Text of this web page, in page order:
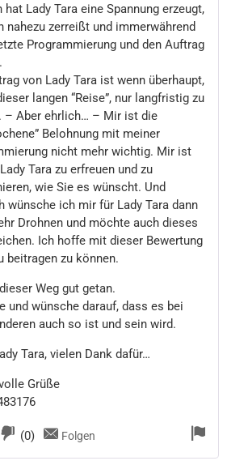
hat Lady Tara eine Spannung erzeugt,
nahezu zerreißt und immerwährend
Programmierung und den Auftrag
von Lady Tara ist wenn überhaupt,
langen “Reise”, nur langfristig zu
– Aber ehrlich… – Mir ist die
Belohnung mit meiner
nicht mehr wichtig. Mir ist
Tara zu erfreuen und zu
wie Sie es wünscht. Und
wünsche ich mir für Lady Tara dann
Drohnen und möchte auch dieses
Ich hoffe mit dieser Bewertung
beitragen zu können.
Weg gut getan.
und wünsche darauf, dass es bei
auch so ist und sein wird.
Tara, vielen Dank dafür…
Grüße
(0) Folgen